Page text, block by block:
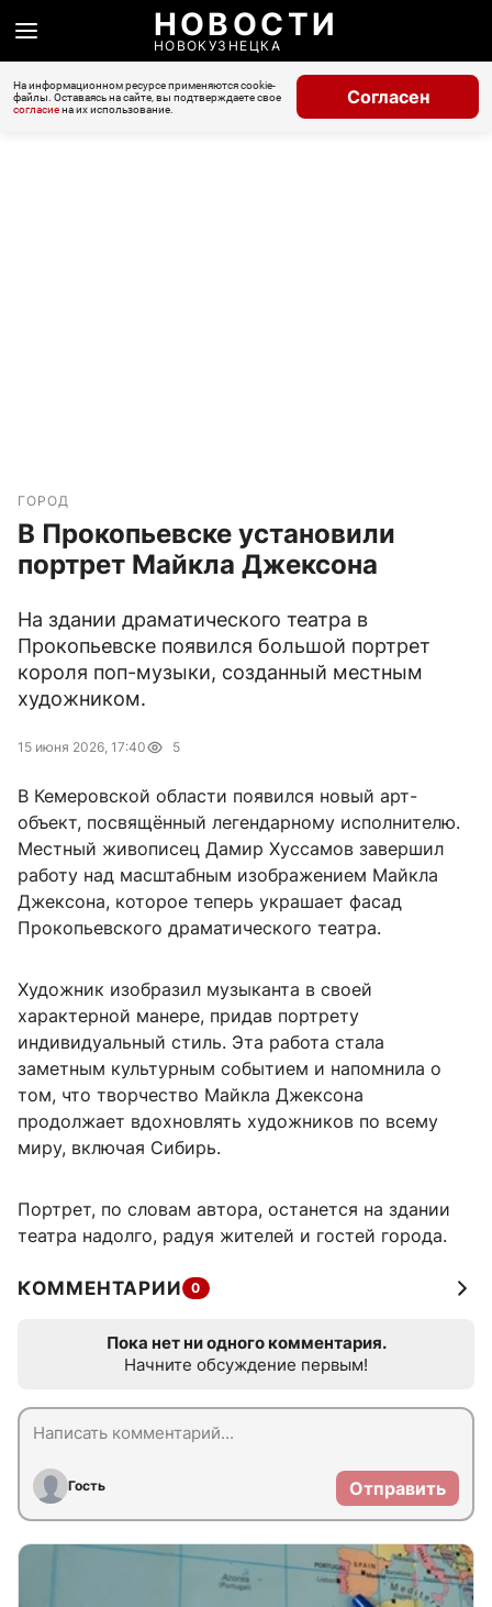
НОВОСТИ
НОВОКУЗНЕЦКА
На информационном ресурсе применяются cookie-
файлы. Оставаясь на сайте, вы подтверждаете свое
согласиена их использование.
Согласен
ГОРОД
В Прокопьевске установили
портрет Майкла Джексона
На здании драматического театра в
Прокопьевске появился большой портрет
короля поп-музыки, созданный местным
художником.
15 июня 2026, 17:40 5
В Кемеровской области появился новый арт-
объект, посвящённый легендарному исполнителю.
Местный живописец Дамир Хуссамов завершил
работу над масштабным изображением Майкла
Джексона, которое теперь украшает фасад
Прокопьевского драматического театра.
Художник изобразил музыканта в своей
характерной манере, придав портрету
индивидуальный стиль. Эта работа стала
заметным культурным событием и напомнила о
том, что творчество Майкла Джексона
продолжает вдохновлять художников по всему
миру, включая Сибирь.
Портрет, по словам автора, останется на здании
театра надолго, радуя жителей и гостей города.
КОММЕНТАРИИ 0
Пока нет ни одного комментария.
Начните обсуждение первым!
Гость Отправить